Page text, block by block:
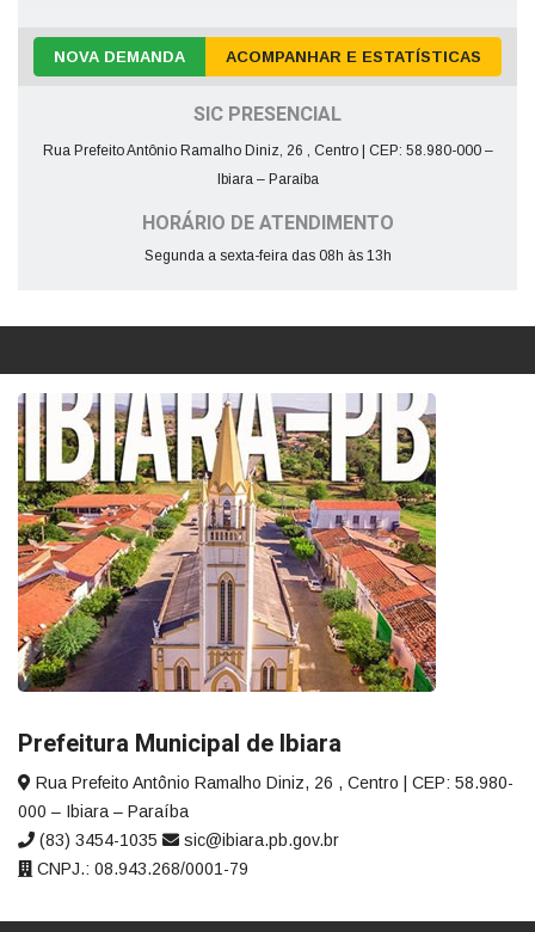
NOVA DEMANDA ACOMPANHAR E ESTATÍSTICAS
SIC PRESENCIAL
Rua Prefeito Antônio Ramalho Diniz, 26 , Centro | CEP: 58.980-000 –
Ibiara – Paraíba
HORÁRIO DE ATENDIMENTO
Segunda a sexta-feira das 08h às 13h
Prefeitura Municipal de Ibiara
Rua Prefeito Antônio Ramalho Diniz, 26 , Centro | CEP: 58.980-
000 – Ibiara – Paraíba
(83) 3454-1035
sic@ibiara.pb.gov.br
CNPJ.: 08.943.268/0001-79